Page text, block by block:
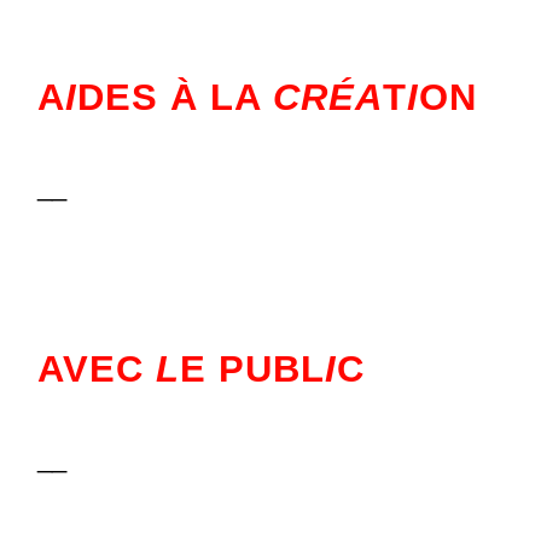
AIDES À LA CRÉATION
AVECLE PUBLIC